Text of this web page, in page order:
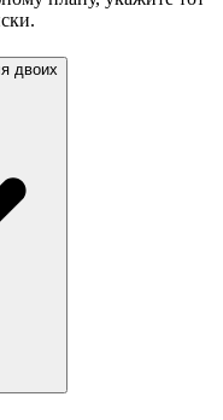
двоих